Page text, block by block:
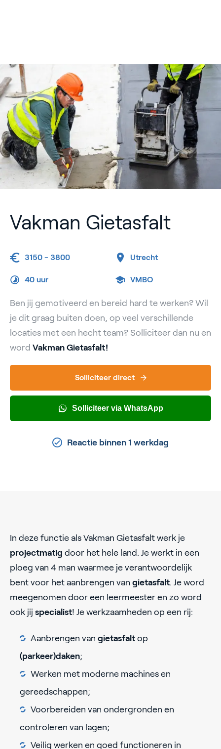
Vakman Gietasfalt
3150 - 3800 Utrecht
40 uur VMBO
Ben jij gemotiveerd en bereid hard te werken? Wil
je dit graag buiten doen, op veel verschillende
locaties met een hecht team? Solliciteer dan nu en
word Vakman Gietasfalt!
Solliciteer direct
Solliciteer via WhatsApp
Reactie binnen 1 werkdag
In deze functie als Vakman Gietasfalt werk je
projectmatig door het hele land. Je werkt in een
ploeg van 4 man waarmee je verantwoordelijk
bent voor het aanbrengen van gietasfalt. Je word
meegenomen door een leermeester en zo word
ook jij specialist! Je werkzaamheden op een rij:
Aanbrengen van gietasfalt op
(parkeer)daken;
Werken met moderne machines en
gereedschappen;
Voorbereiden van ondergronden en
controleren van lagen;
Veilig werken en goed functioneren in